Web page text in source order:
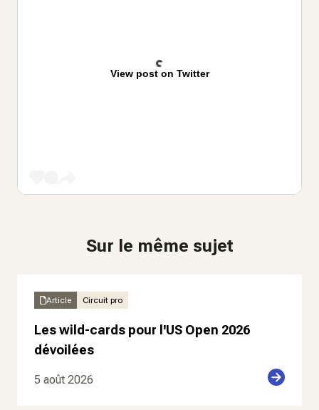
View post on Twitter
Sur le même sujet
Article Circuit pro
Les wild-cards pour l'US Open 2026
dévoilées
5 août 2026